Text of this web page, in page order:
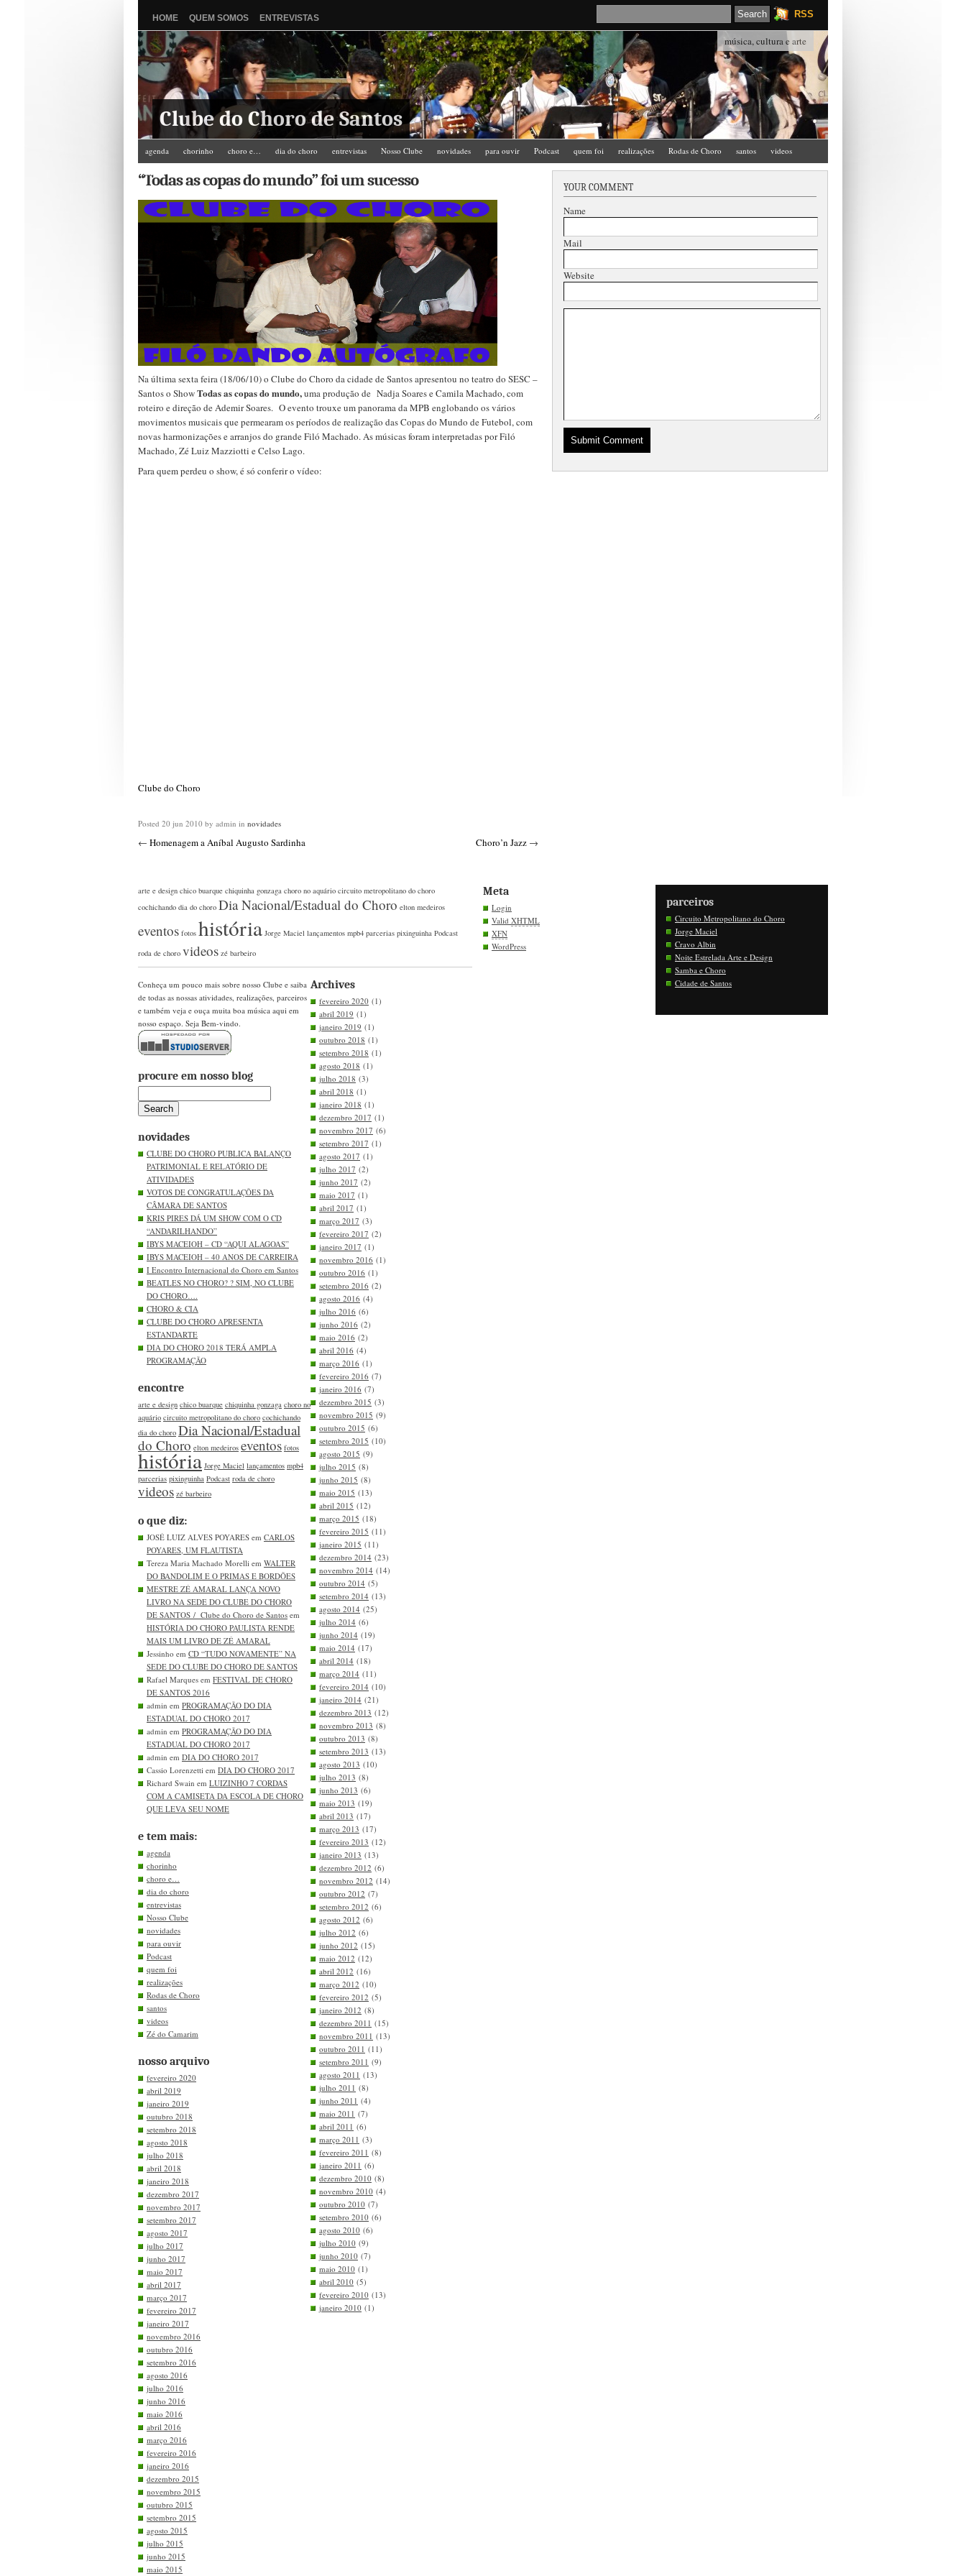
HOME QUEM SOMOS ENTREVISTAS RSS
Clube do Choro de Santos
música, cultura e arte
agenda chorinho choro e… dia do choro entrevistas Nosso Clube novidades para ouvir Podcast quem foi realizações Rodas de Choro santos
videos
Zé do Camarim
“Todas as copas do mundo” foi um sucesso
Na última sexta feira (18/06/10) o Clube do Choro da cidade de Santos apresentou no teatro do SESC –
Santos o ShowTodas as copas do mundo,uma produção de Nadja Soares e Camila Machado, com
roteiro e direção de Ademir Soares. O evento trouxe um panorama da MPB englobando os vários
movimentos musicais que permearam os períodos de realização das Copas do Mundo de Futebol, com
novas harmonizações e arranjos do grande Filó Machado. As músicas foram interpretadas por Filó
Machado, Zé Luiz Mazziotti e Celso Lago.
Para quem perdeu o show, é só conferir o vídeo:
Clube do Choro
Posted 20 jun 2010 by admin in novidades
← Homenagem a Aníbal Augusto Sardinha Choro’n Jazz→
YOUR COMMENT
Name
Mail
Website
arte e design chico buarque chiquinha gonzaga choro no aquário circuito metropolitano do choro
cochichando dia do choro Dia Nacional/Estadual do Choro elton medeiros
eventos fotos história Jorge Maciel lançamentos mpb4 parcerias pixinguinha Podcast
roda de choro videos zé barbeiro
Conheça um pouco mais sobre nosso Clube e saiba
de todas as nossas atividades, realizações, parceiros
e também veja e ouça muita boa música aqui em
nosso espaço. Seja Bem-vindo.
procure em nosso blog
novidades
CLUBE DO CHORO PUBLICA BALANÇO
PATRIMONIAL E RELATÓRIO DE
ATIVIDADES
VOTOS DE CONGRATULAÇÕES DA
CÂMARA DE SANTOS
KRIS PIRES DÁ UM SHOW COM O CD
“ANDARILHANDO”
IBYS MACEIOH – CD “AQUI ALAGOAS”
IBYS MACEIOH – 40 ANOS DE CARREIRA
I Encontro Internacional do Choro em Santos
BEATLES NO CHORO? ? SIM, NO CLUBE
DO CHORO….
CHORO & CIA
CLUBE DO CHORO APRESENTA
ESTANDARTE
DIA DO CHORO 2018 TERÁ AMPLA
PROGRAMAÇÃO
encontre
arte e design chico buarque chiquinha gonzaga choro no
aquário circuito metropolitano do choro cochichando
dia do choro Dia Nacional/Estadual
do Choro elton medeiros eventos fotos
história Jorge Maciel lançamentos mpb4
parcerias pixinguinha Podcast roda de choro
videos zé barbeiro
o que diz:
JOSÉ LUIZ ALVES POYARES em CARLOS
POYARES, UM FLAUTISTA
Tereza Maria Machado Morelli em WALTER
DO BANDOLIM E O PRIMAS E BORDÕES
MESTRE ZÉ AMARAL LANÇA NOVO
LIVRO NA SEDE DO CLUBE DO CHORO
DE SANTOS / Clube do Choro de Santos em
HISTÓRIA DO CHORO PAULISTA RENDE
MAIS UM LIVRO DE ZÉ AMARAL
Jessinho em CD “TUDO NOVAMENTE” NA
SEDE DO CLUBE DO CHORO DE SANTOS
Rafael Marques em FESTIVAL DE CHORO
DE SANTOS 2016
admin em PROGRAMAÇÃO DO DIA
ESTADUAL DO CHORO 2017
admin em PROGRAMAÇÃO DO DIA
ESTADUAL DO CHORO 2017
admin em DIA DO CHORO 2017
Cassio Lorenzetti em DIA DO CHORO 2017
Richard Swain em LUIZINHO 7 CORDAS
COM A CAMISETA DA ESCOLA DE CHORO
QUE LEVA SEU NOME
e tem mais:
agenda
chorinho
choro e…
dia do choro
entrevistas
Nosso Clube
novidades
para ouvir
Podcast
quem foi
realizações
Rodas de Choro
santos
videos
Zé do Camarim
nosso arquivo
fevereiro 2020
abril 2019
janeiro 2019
outubro 2018
setembro 2018
agosto 2018
julho 2018
abril 2018
janeiro 2018
dezembro 2017
novembro 2017
setembro 2017
agosto 2017
julho 2017
junho 2017
maio 2017
abril 2017
março 2017
fevereiro 2017
janeiro 2017
novembro 2016
outubro 2016
setembro 2016
agosto 2016
julho 2016
junho 2016
maio 2016
abril 2016
março 2016
fevereiro 2016
janeiro 2016
dezembro 2015
novembro 2015
outubro 2015
setembro 2015
agosto 2015
julho 2015
junho 2015
maio 2015
Archives
fevereiro 2020 (1)
abril 2019 (1)
janeiro 2019 (1)
outubro 2018 (1)
setembro 2018 (1)
agosto 2018 (1)
julho 2018 (3)
abril 2018 (1)
janeiro 2018 (1)
dezembro 2017 (1)
novembro 2017 (6)
setembro 2017 (1)
agosto 2017 (1)
julho 2017 (2)
junho 2017 (2)
maio 2017 (1)
abril 2017 (1)
março 2017 (3)
fevereiro 2017 (2)
janeiro 2017 (1)
novembro 2016 (1)
outubro 2016 (1)
setembro 2016 (2)
agosto 2016 (4)
julho 2016 (6)
junho 2016 (2)
maio 2016 (2)
abril 2016 (4)
março 2016 (1)
fevereiro 2016 (7)
janeiro 2016 (7)
dezembro 2015 (3)
novembro 2015 (9)
outubro 2015 (6)
setembro 2015 (10)
agosto 2015 (9)
julho 2015 (8)
junho 2015 (8)
maio 2015 (13)
abril 2015 (12)
março 2015 (18)
fevereiro 2015 (11)
janeiro 2015 (11)
dezembro 2014 (23)
novembro 2014 (14)
outubro 2014 (5)
setembro 2014 (13)
agosto 2014 (25)
julho 2014 (6)
junho 2014 (19)
maio 2014 (17)
abril 2014 (18)
março 2014 (11)
fevereiro 2014 (10)
janeiro 2014 (21)
dezembro 2013 (12)
novembro 2013 (8)
outubro 2013 (8)
setembro 2013 (13)
agosto 2013 (10)
julho 2013 (8)
junho 2013 (6)
maio 2013 (19)
abril 2013 (17)
março 2013 (17)
fevereiro 2013 (12)
janeiro 2013 (13)
dezembro 2012 (6)
novembro 2012 (14)
outubro 2012 (7)
setembro 2012 (6)
agosto 2012 (6)
julho 2012 (6)
junho 2012 (15)
maio 2012 (12)
abril 2012 (16)
março 2012 (10)
fevereiro 2012 (5)
janeiro 2012 (8)
dezembro 2011 (15)
novembro 2011 (13)
outubro 2011 (11)
setembro 2011 (9)
agosto 2011 (13)
julho 2011 (8)
junho 2011 (4)
maio 2011 (7)
abril 2011 (6)
março 2011 (3)
fevereiro 2011 (8)
janeiro 2011 (6)
dezembro 2010 (8)
novembro 2010 (4)
outubro 2010 (7)
setembro 2010 (6)
agosto 2010 (6)
julho 2010 (9)
junho 2010 (7)
maio 2010 (1)
abril 2010 (5)
fevereiro 2010 (13)
janeiro 2010 (1)
Meta
Login
Valid XHTML
XFN
WordPress
parceiros
Circuito Metropolitano do Choro
Jorge Maciel
Cravo Albin
Noite Estrelada Arte e Design
Samba e Choro
Cidade de Santos